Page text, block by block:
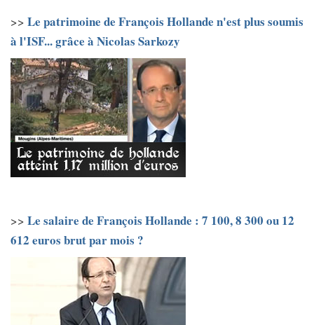
>> Le patrimoine de François Hollande n'est plus soumis
à l'ISF... grâce à Nicolas Sarkozy
>> Le salaire de François Hollande : 7 100, 8 300 ou 12
612 euros brut par mois ?